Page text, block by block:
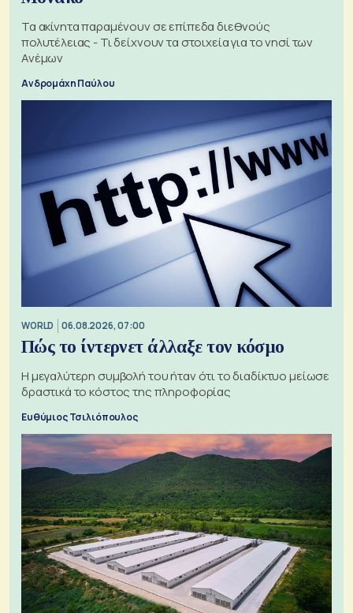
Τα ακίνητα παραμένουν σε επίπεδα διεθνούς
πολυτέλειας - Τι δείχνουν τα στοιχεία για το νησί των
Ανέμων
Ανδρομάχη Παύλου
WORLD 06.08.2026, 07:00
Πώς το ίντερνετ άλλαξε τον κόσμο
Η μεγαλύτερη συμβολή του ήταν ότι το διαδίκτυο μείωσε
δραστικά το κόστος της πληροφορίας
Ευθύμιος Τσιλιόπουλος